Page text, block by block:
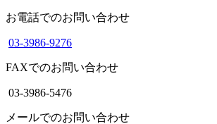
お電話でのお問い合わせ
03-3986-9276
FAXでのお問い合わせ
03-3986-5476
メールでのお問い合わせ